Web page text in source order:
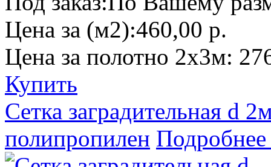
Цена за (м2):460,00 р.
Цена за полотно 2х3м:
Купить
Сетка заградительная d
полипропилен